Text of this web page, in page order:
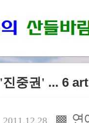
'진중권' ... 6
2011.12.28 ▩ 연